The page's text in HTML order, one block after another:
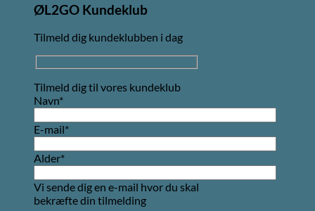
ØL2GO Kundeklub
Tilmeld dig kundeklubben i dag
Tilmeld dig til vores kundeklub
Navn*
E-mail*
Alder*
Vi sende dig en e-mail hvor du skal
bekræfte din tilmelding